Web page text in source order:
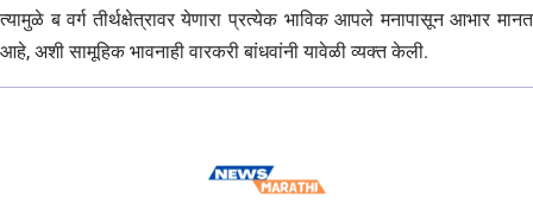
त्यामुळे ब वर्ग तीर्थक्षेत्रावर येणारा प्रत्येक भाविक आपले मनापासून आभार मानत
आहे, अशी सामूहिक भावनाही वारकरी बांधवांनी यावेळी व्यक्त केली.